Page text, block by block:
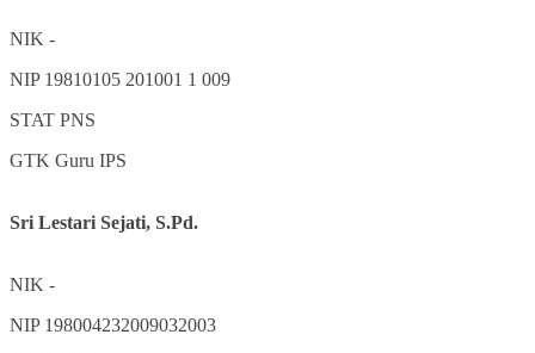
NIK -
NIP 19810105 201001 1 009
STAT PNS
GTK Guru IPS
Sri Lestari Sejati, S.Pd.
NIK -
NIP 198004232009032003